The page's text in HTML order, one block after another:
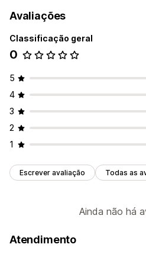
Avaliações
Classificação geral
0
5
4
3
2
1
Escrever avaliação Todas as
Ainda não há
Atendimento